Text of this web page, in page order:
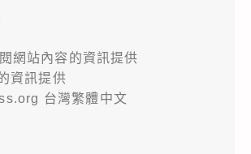
網站內容的資訊提供
資訊提供
台灣繁體中文